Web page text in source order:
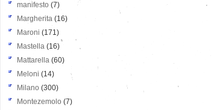
manifesto (7)
Margherita (16)
Maroni (171)
Mastella (16)
Mattarella (60)
Meloni (14)
Milano (300)
Montezemolo (7)